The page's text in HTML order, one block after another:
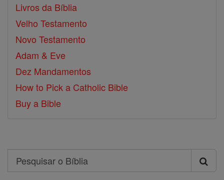
Livros da Bíblia
Velho Testamento
Novo Testamento
Adam & Eve
Dez Mandamentos
How to Pick a Catholic Bible
Buy a Bible
Search
Pesquisar